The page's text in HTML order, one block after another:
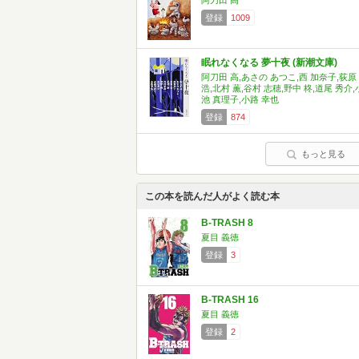
登録
1009
眠れなくなる 夢十夜 (新潮文庫)
阿刀田 高,あさの あつこ,西 加奈子,荻原
浩,北村 薫,谷村 志穂,野中 柊,道尾 秀介,
池 真理子,小路 幸也
登録
874
もっと見る
この本を読んだ人がよく読む本
B-TRASH 8
夏目 義徳
登録
3
B-TRASH 16
夏目 義徳
登録
2